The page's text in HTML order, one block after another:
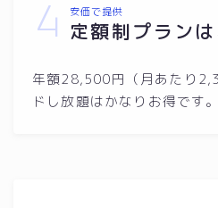
4 安価で提供
定額制プラン
年額28,500円（月あたり
ドし放題はかなりお得です。